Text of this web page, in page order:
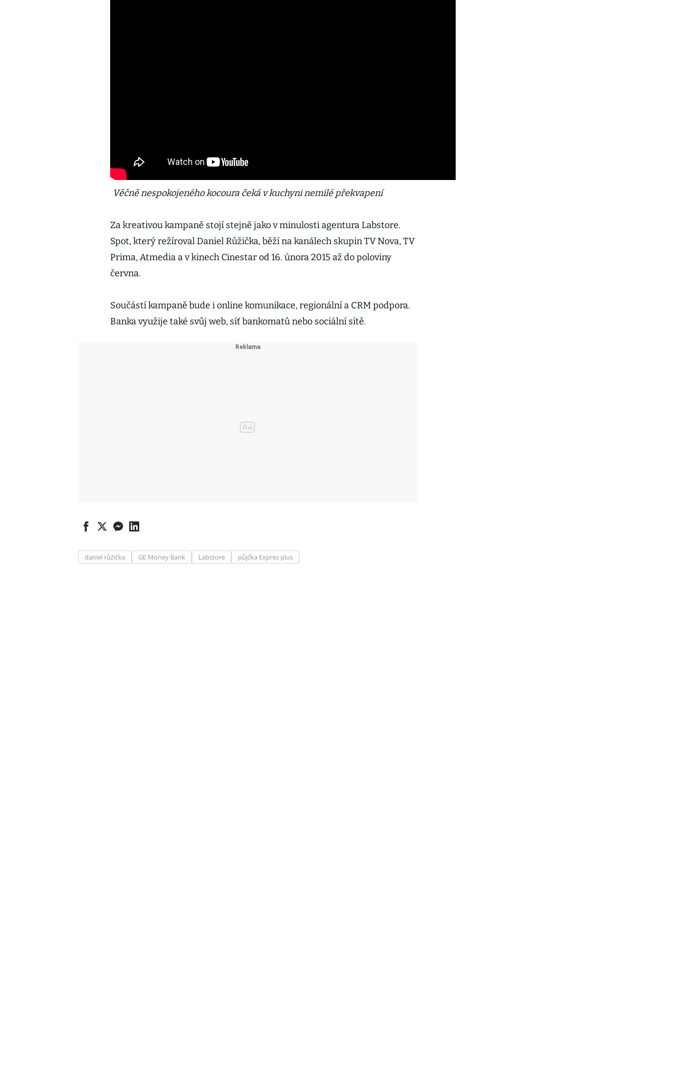
Věčně nespokojeného kocoura čeká v kuchyni nemilé překvapení
Za kreativou kampaně stojí stejně jako v minulosti agentura Labstore.
Spot, který režíroval Daniel Růžička, běží na kanálech skupin TV Nova, TV
Prima, Atmedia a v kinech Cinestar od 16. února 2015 až do poloviny
června.
Součástí kampaně bude i online komunikace, regionální a CRM podpora.
Banka využije také svůj web, síť bankomatů nebo sociální sítě.
daniel růžička GE Money Bank Labstore půjčka Expres plus